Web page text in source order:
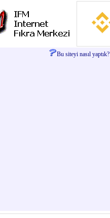
Bu siteyi nasıl yaptık?